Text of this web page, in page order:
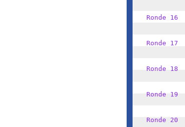
Ronde 16
Ronde 17
Ronde 18
Ronde 19
Ronde 20